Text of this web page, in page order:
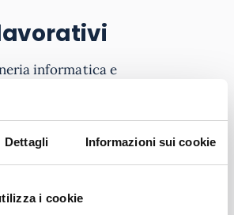
Dettagli Informazioni sui cookie
i cookie
informatica e
dell’Università e-Campus
basi di dati, Tecnici gestori di
e Tecnici gestori di reti